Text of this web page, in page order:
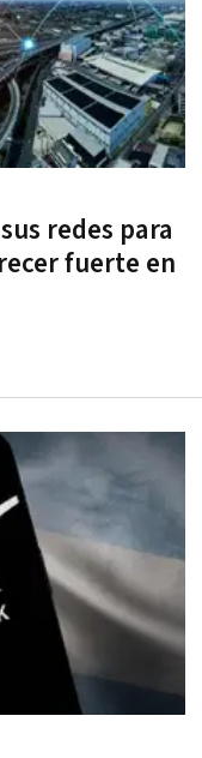
redes para
fuerte en